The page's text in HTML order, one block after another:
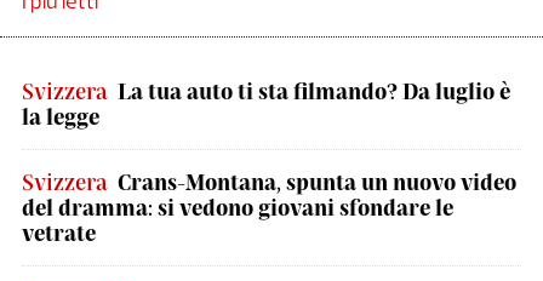
Svizzera La tua auto ti sta filmando? Da luglio è
la legge
Svizzera Crans-Montana, spunta un nuovo video
del dramma: si vedono giovani sfondare le
vetrate